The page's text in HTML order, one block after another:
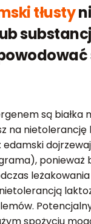
tłusty
są białka
na
ponieważ
leżakowania